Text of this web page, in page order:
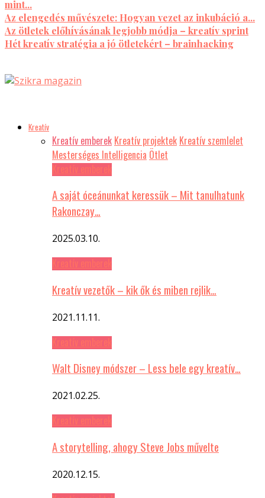
mint...
Az elengedés művészete: Hogyan vezet az inkubáció a...
Az ötletek előhívásának legjobb módja – kreatív sprint
Hét kreatív stratégia a jó ötletekért – brainhacking
Kreatív
Kreatív emberek Kreatív projektek Kreatív szemlelet
Mesterséges Intelligencia Ötlet
A saját óceánunkat keressük – Mit tanulhatunk
Rakonczay…
2025.03.10.
Kreatív vezetők – kik ők és miben rejlik…
2021.11.11.
Walt Disney módszer – Less bele egy kreatív…
2021.02.25.
A storytelling, ahogy Steve Jobs művelte
2020.12.15.